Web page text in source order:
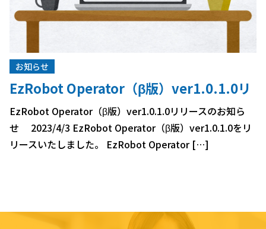
お知らせ
EzRobot Operator（β版）ver1.0.1.0リ
リースのお知らせ
EzRobot Operator（β版）ver1.0.1.0リリースのお知ら
せ 2023/4/3 EzRobot Operator（β版）ver1.0.1.0をリ
リースいたしました。 EzRobot Operator […]